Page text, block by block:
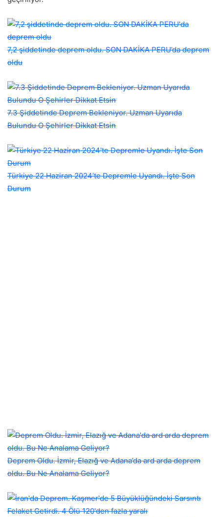
7,2 şiddetinde deprem oldu. SON DAKİKA PERU’da deprem
oldu
7.3 Şiddetinde Deprem Bekleniyor. Uzman Uyarıda
Bulundu O Şehirler Dikkat Etsin
Türkiye 22 Haziran 2024’te Depremle Uyandı. İşte Son
Durum
Deprem Oldu. İzmir, Elazığ ve Adana’da ard arda deprem
oldu. Bu Ne Analama Geliyor?